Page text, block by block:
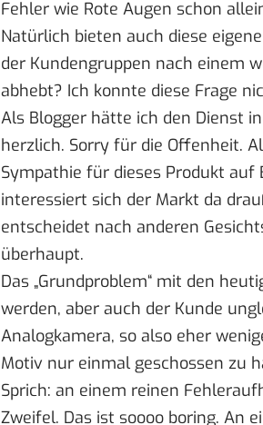
Fehler wie Rote Augen schon
Natürlich bieten auch diese
der Kundengruppen nach einem
abhebt? Ich konnte diese Frage
Als Blogger hätte ich den Dienst
herzlich. Sorry für die Offenheit.
Sympathie für dieses Produkt auf
interessiert sich der Markt da
entscheidet nach anderen
überhaupt.
Das „Grundproblem“ mit den
werden, aber auch der Kunde
Analogkamera, so also eher
Motiv nur einmal geschossen zu
Sprich: an einem reinen
Zweifel. Das ist soooo boring. An